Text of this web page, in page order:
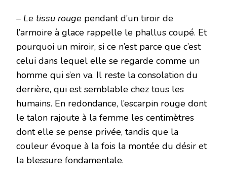
– Le tissu rouge pendant d’un tiroir de
l’armoire à glace rappelle le phallus coupé. Et
pourquoi un miroir, si ce n’est parce que c’est
celui dans lequel elle se regarde comme un
homme qui s’en va. Il reste la consolation du
derrière, qui est semblable chez tous les
humains. En redondance, l’escarpin rouge dont
le talon rajoute à la femme les centimètres
dont elle se pense privée, tandis que la
couleur évoque à la fois la montée du désir et
la blessure fondamentale.